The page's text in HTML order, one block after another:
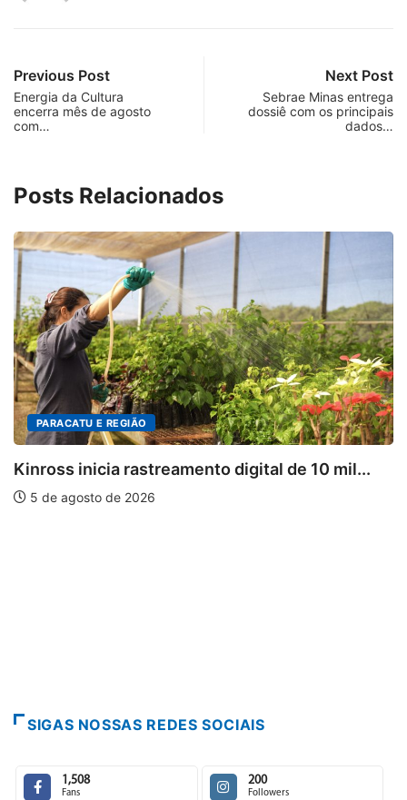
Previous Post
Energia da Cultura
encerra mês de agosto
com…
Next Post
Sebrae Minas entrega
dossiê com os principais
dados…
Posts Relacionados
de 10 mil...
DESTAQUES
Mia Couto, Miriam Leitão e
SIGAS NOSSAS REDES SOCIAIS
1,508
Fans
200
Followers